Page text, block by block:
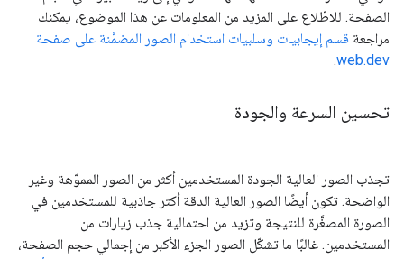
الصفحة. للاطّلاع على المزيد من المعلومات عن هذا الموضوع، يمكنك
مراجعة قسم إيجابيات وسلبيات استخدام الصور المضمَّنة على صفحة
web.dev
.
تحسين السرعة والجودة
تجذب الصور العالية الجودة المستخدمين أكثر من الصور المموّهة وغير
الواضحة. تكون أيضًا الصور العالية الدقة أكثر جاذبية للمستخدمين في
الصورة المصغَّرة للنتيجة وتزيد من احتمالية جذب زيارات من
المستخدمين. غالبًا ما تشكّل الصور الجزء الأكبر من إجمالي حجم الصفحة،